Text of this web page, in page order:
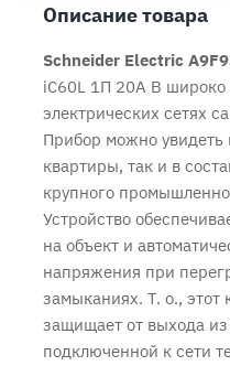
Описание товара
Schneider Electric
iC60L 1П 20A B широко
электрических сетях
Прибор можно увидеть
квартиры, так и в
крупного
Устройство
на объект и
напряжения при
замыканиях. Т. о.,
защищает от выхода
подключенной к сети
Продолжить покупки